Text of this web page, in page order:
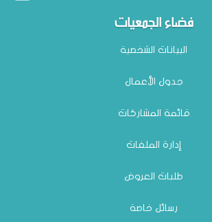
فضاء الجمعيات
البيانات الشخصية
جدول الأعمال
قائمة المشاركات
إدارة الملفات
طلبات العروض
رسائل خاصة